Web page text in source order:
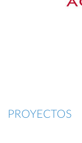
PROYECTOS